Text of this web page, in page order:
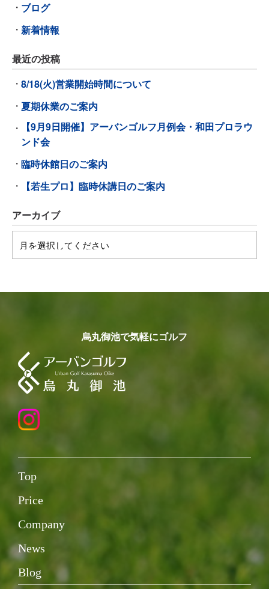
ブログ
新着情報
最近の投稿
8/18(火)営業開始時間について
夏期休業のご案内
【9月9日開催】アーバンゴルフ月例会・和田プロラウ
ンド会
臨時休館日のご案内
【若生プロ】臨時休講日のご案内
アーカイブ
烏丸御池で気軽にゴルフ
Top
Price
Company
News
Blog